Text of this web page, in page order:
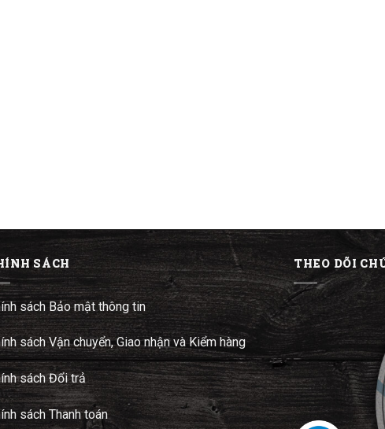
SÁCH
sách Bảo mật thông tin
sách Vận chuyển, Giao nhận và Kiểm hàng
sách Đổi trả
sách Thanh toán
THEO DÕI